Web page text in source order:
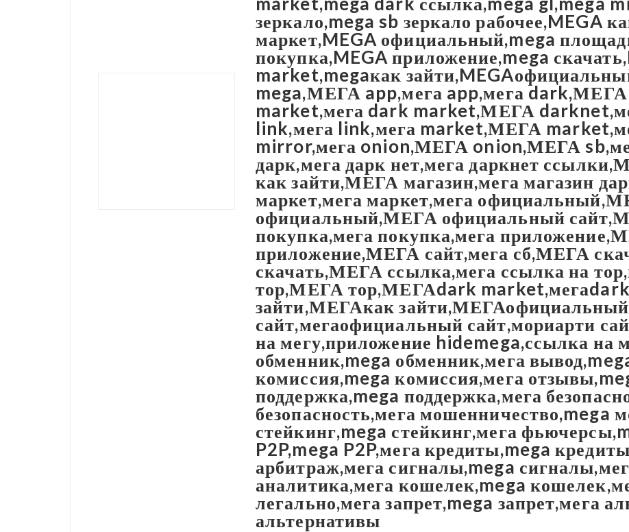
зеркало,mega sb зеркало рабочее,MEGA
маркет,MEGA официальный,mega
покупка,MEGA приложение,mega
market,megaкак
mega,МЕГА app,мега app,мега
market,мега dark market,МЕГА
link,мега link,мега market,МЕГА
mirror,мега onion,МЕГА onion,МЕГА
дарк,мега дарк нет,мега даркнет
как зайти,МЕГА магазин,мега магазин
маркет,мега маркет,мега
официальный,МЕГА официальный
покупка,мега покупка,мега
приложение,МЕГА сайт,мега сб,МЕГА
скачать,МЕГА ссылка,мега ссылка на
тор,МЕГА тор,МЕГАdark
зайти,МЕГАкак зайти,МЕГАофициальный
сайт,мегаофициальный сайт,мориарти
на мегу,приложение hidemega,ссылка на
обменник,mega обменник,мега
комиссия,mega комиссия,мега
поддержка,mega поддержка,мега
безопасность,мега мошенничество,mega
стейкинг,mega стейкинг,мега
P2P,mega P2P,мега кредиты,mega
арбитраж,мега сигналы,mega
аналитика,мега кошелек,mega
легально,мега запрет,mega запрет,мега
альтернативы